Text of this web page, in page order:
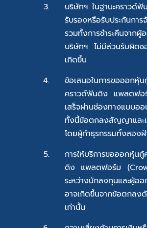
บริษัทฯ ในฐานะคราว
รับรองหรือรับประกันกา
รวมทั้งการชำระคืนจ
บริษัทฯ ไม่มีส่วนรับผิด
เกิดขึ้น
ข้อเสนอในการขอออกหุ้
คราวด์ฟันดิง แพลตฟอ
เสร็จผ่านช่องทางแบบอ
ทั้งนี้ข้อตกลงสัญญาและเ
โดยผู้ทำธุรกรรมทั้งสอง
การให้บริการขอออกหุ้
ดิง แพลตฟอร์ม
ระหว่างนักลงทุนและผู้
อาจเกิดขึ้นจากข้อตกลง
เท่านั้น